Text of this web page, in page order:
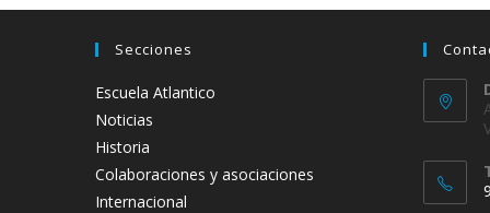
Secciones
Escuela Atlantico
Noticias
Historia
Colaboraciones y asociaciones
Internacional